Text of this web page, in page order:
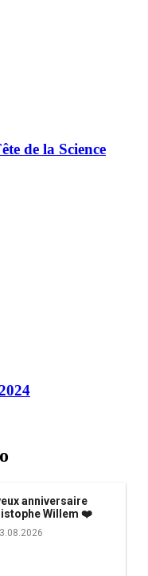
de la Science
anniversaire
Willem ❤️